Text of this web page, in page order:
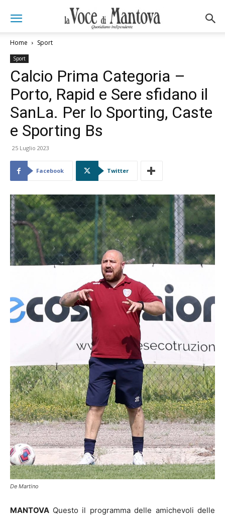
Home Sport
Sport
Calcio Prima Categoria –
Porto, Rapid e Sere sfidano il
SanLa. Per lo Sporting, Caste
e Sporting Bs
25 Luglio 2023
Facebook Twitter
De Martino
MANTOVA Questo il programma delle amichevoli delle